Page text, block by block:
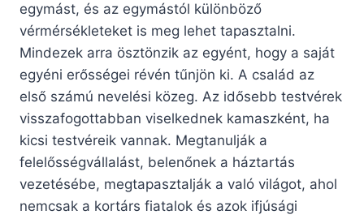
egymást, és az egymástól különböző
vérmérsékleteket is meg lehet tapasztalni.
Mindezek arra ösztönzik az egyént, hogy a saját
egyéni erősségei révén tűnjön ki. A család az
első számú nevelési közeg. Az idősebb testvérek
visszafogottabban viselkednek kamaszként, ha
kicsi testvéreik vannak. Megtanulják a
felelősségvállalást, belenőnek a háztartás
vezetésébe, megtapasztalják a való világot, ahol
nemcsak a kortárs fiatalok és azok ifjúsági